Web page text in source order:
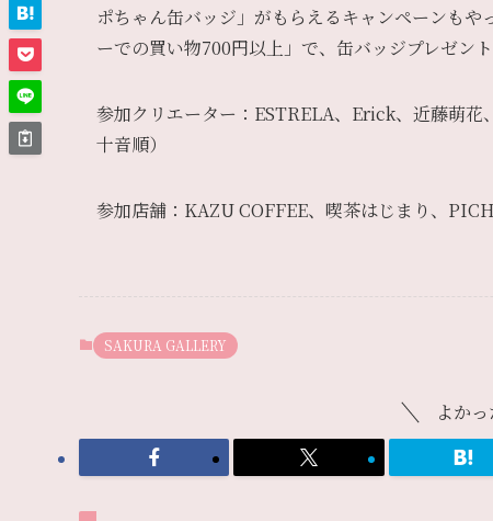
ポちゃん缶バッジ」がもらえるキャンペーンも
ーでの買い物700円以上」で、缶バッジプレゼント
参加クリエーター：ESTRELA、Erick、近藤萌
十音順）
参加店舗：KAZU COFFEE、喫茶はじまり、
SAKURA GALLERY
よか